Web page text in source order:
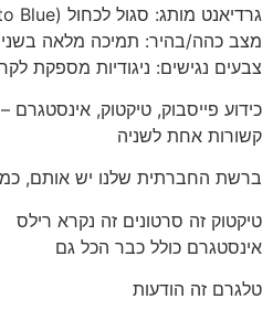
גרדיאנט מותג: סגול לכחול (Purple to Blue)
מצב כהה/בהיר: תמיכה מלאה
צבעים נגישים: ניגודיות מספקת
כידוע פייסבוק, טיקטוק,
קשורות אחת לשניה
ברשת החברתית שלנו יש אותם,
טיקטוק זה סרטונים זה נקרא רילס
אינסטגרם כולל כבר הכל גם
טלגרם זה הודעות